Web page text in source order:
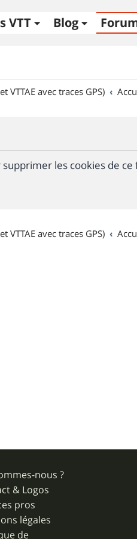
VTT Blog
VTTAE avec traces GPS)
les cookies de ce
VTTAE avec traces GPS)
nous ?
& Logos
pros
légales
de